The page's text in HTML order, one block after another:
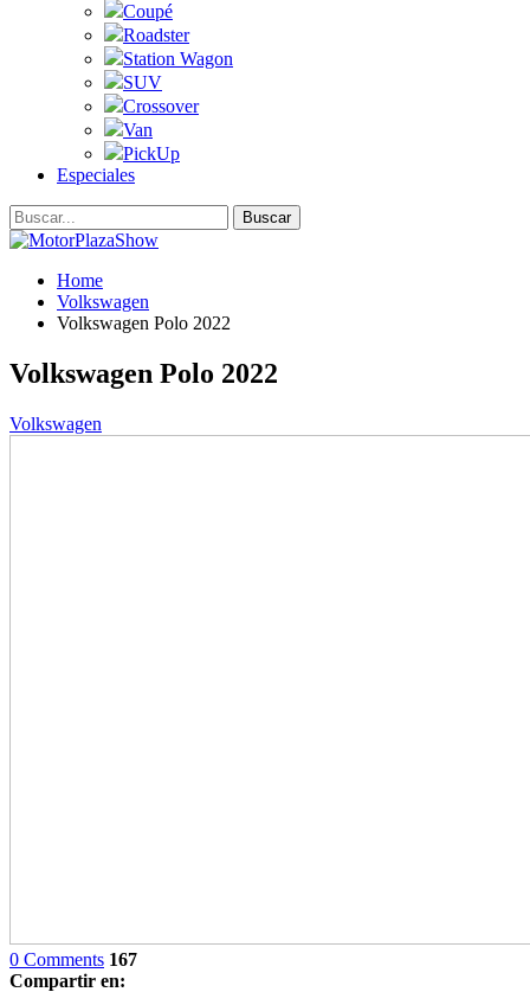
Coupé
Roadster
Station Wagon
SUV
Crossover
Van
PickUp
Especiales
Home
Volkswagen
Volkswagen Polo 2022
Volkswagen Polo 2022
Volkswagen
0 Comments 167
Compartir en: